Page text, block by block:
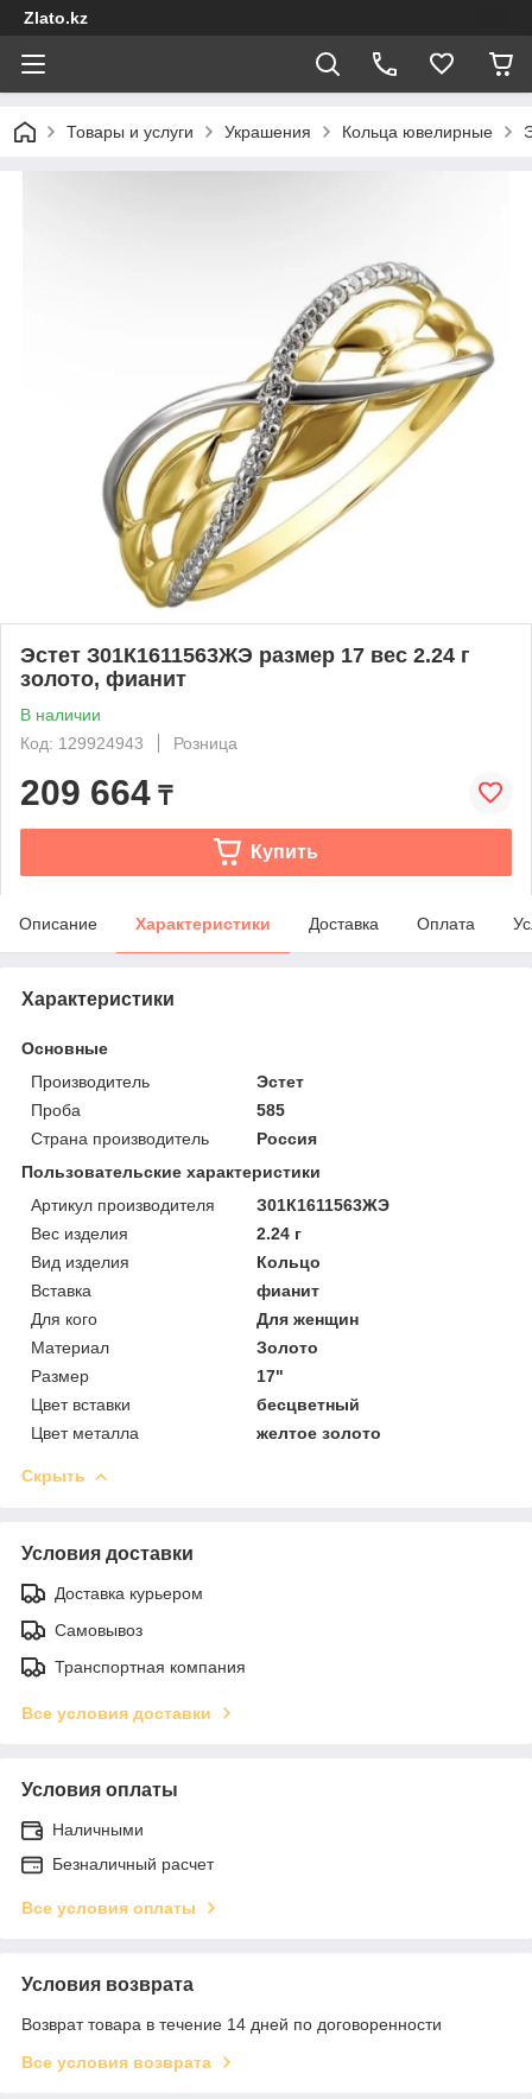
Zlato.kz
Товары и услуги Украшения Кольца ювелирные
Эстет З01К1611563ЖЭ размер 17 вес 2.24 г
золото, фианит
В наличии
Код: 129924943
Розница
209 664 ₸
Купить
Описание Характеристики Доставка Оплата
Характеристики
Основные
Производитель
Эстет
Проба
585
Страна производитель
Россия
Пользовательские характеристики
Артикул производителя
З01К1611563ЖЭ
Вес изделия
2.24 г
Вид изделия
Кольцо
Вставка
фианит
Для кого
Для женщин
Материал
Золото
Размер
17"
Цвет вставки
бесцветный
Цвет металла
желтое золото
Скрыть
Условия доставки
Доставка курьером
Самовывоз
Транспортная компания
Все условия доставки
Условия оплаты
Наличными
Безналичный расчет
Все условия оплаты
Условия возврата
Возврат товара в течение 14 дней по договоренности
Все условия возврата